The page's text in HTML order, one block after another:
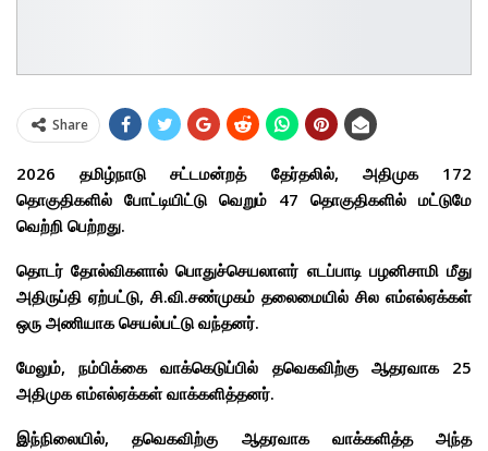
Share
2026 தமிழ்நாடு சட்டமன்றத் தேர்தலில், அதிமுக 172
தொகுதிகளில் போட்டியிட்டு வெறும் 47 தொகுதிகளில் மட்டுமே
வெற்றி பெற்றது.
தொடர் தோல்விகளால் பொதுச்செயலாளர் எடப்பாடி பழனிசாமி மீது
அதிருப்தி ஏற்பட்டு, சி.வி.சண்முகம் தலைமையில் சில எம்எல்ஏக்கள்
ஒரு அணியாக செயல்பட்டு வந்தனர்.
மேலும், நம்பிக்கை வாக்கெடுப்பில் தவெகவிற்கு ஆதரவாக 25
அதிமுக எம்எல்ஏக்கள் வாக்களித்தனர்.
இந்நிலையில், தவெகவிற்கு ஆதரவாக வாக்களித்த அந்த